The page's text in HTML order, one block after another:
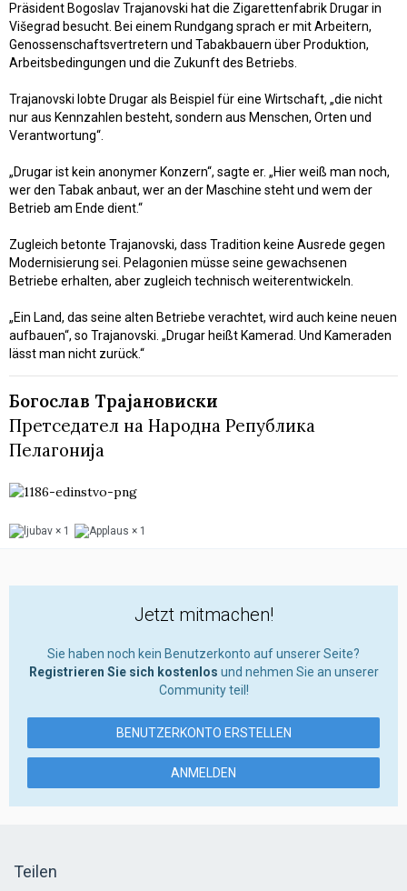
Präsident Bogoslav Trajanovski hat die Zigarettenfabrik Drugar in
Višegrad besucht. Bei einem Rundgang sprach er mit Arbeitern,
Genossenschaftsvertretern und Tabakbauern über Produktion,
Arbeitsbedingungen und die Zukunft des Betriebs.
Trajanovski lobte Drugar als Beispiel für eine Wirtschaft, „die nicht
nur aus Kennzahlen besteht, sondern aus Menschen, Orten und
Verantwortung“.
„Drugar ist kein anonymer Konzern“, sagte er. „Hier weiß man noch,
wer den Tabak anbaut, wer an der Maschine steht und wem der
Betrieb am Ende dient.“
Zugleich betonte Trajanovski, dass Tradition keine Ausrede gegen
Modernisierung sei. Pelagonien müsse seine gewachsenen
Betriebe erhalten, aber zugleich technisch weiterentwickeln.
„Ein Land, das seine alten Betriebe verachtet, wird auch keine neuen
aufbauen“, so Trajanovski. „Drugar heißt Kamerad. Und Kameraden
lässt man nicht zurück.“
Богослав Трајановиски
Претседател на Народна Република
Пелагонија
1 1
Jetzt mitmachen!
Sie haben noch kein Benutzerkonto auf unserer Seite?
Registrieren Sie sich kostenlos und nehmen Sie an unserer
Community teil!
BENUTZERKONTO ERSTELLEN
ANMELDEN
Teilen